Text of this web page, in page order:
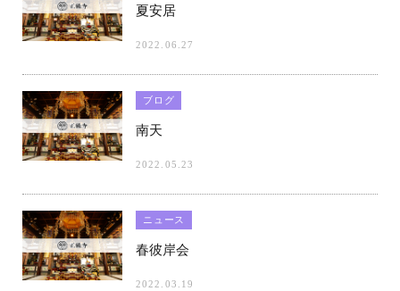
夏安居
2022.06.27
ブログ
南天
2022.05.23
ニュース
春彼岸会
2022.03.19